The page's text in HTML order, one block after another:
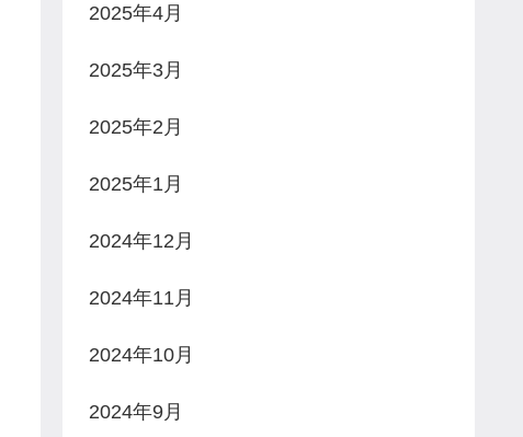
2025年4月
2025年3月
2025年2月
2025年1月
2024年12月
2024年11月
2024年10月
2024年9月